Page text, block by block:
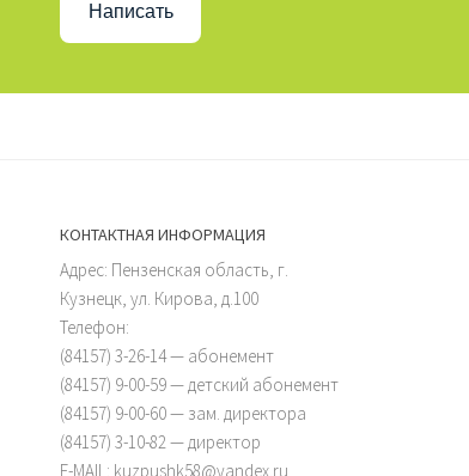
Написать
КОНТАКТНАЯ ИНФОРМАЦИЯ
Адрес: Пензенская область, г.
Кузнецк, ул. Кирова, д.100
Телефон:
(84157) 3-26-14 — абонемент
(84157) 9-00-59 — детский абонемент
(84157) 9-00-60 — зам. директора
(84157) 3-10-82 — директор
E-MAIL: kuzpushk58@yandex.ru